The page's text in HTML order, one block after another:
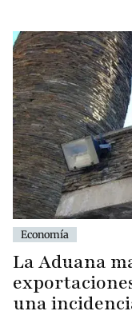
Economía
La Aduana
una